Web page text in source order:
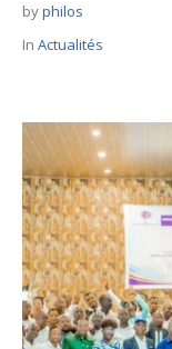
byphilos
In Actualités